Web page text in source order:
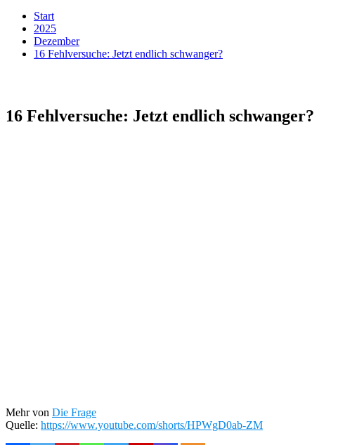
Start
2025
Dezember
16 Fehlversuche: Jetzt endlich schwanger?
16 Fehlversuche: Jetzt endlich schwanger?
Mehr von Die Frage
Quelle: https://www.youtube.com/shorts/HPWgD0ab-ZM